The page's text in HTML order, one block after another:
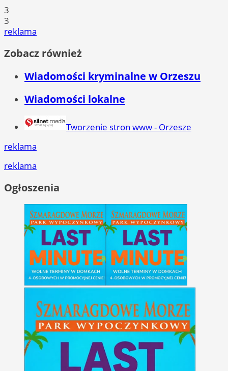
3
3
reklama
Zobacz również
Wiadomości kryminalne w Orzeszu
Wiadomości lokalne
Tworzenie stron www - Orzesze
reklama
reklama
Ogłoszenia